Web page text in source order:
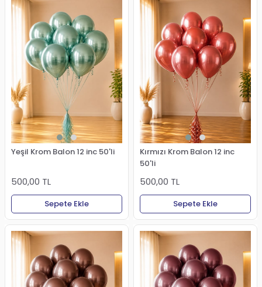
Yeşil Krom Balon 12 inc 50'li
500,00 TL
Sepete Ekle
Kırmızı Krom Balon 12 inc
50'li
500,00 TL
Sepete Ekle